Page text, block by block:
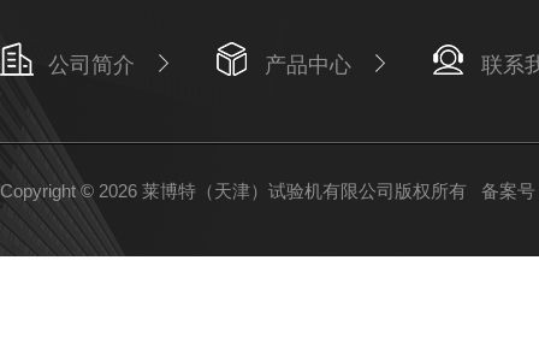
公司简介 产品中心 联系
Copyright © 2026 莱博特（天津）试验机有限公司版权所有 备案号